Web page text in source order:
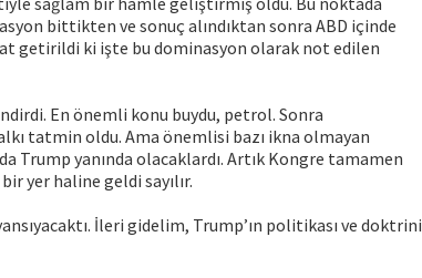
bittikten ve sonuç alındıktan sonra ABD içinde
getirildi ki işte bu dominasyon olarak not edilen
En önemli konu buydu, petrol. Sonra
tatmin oldu. Ama önemlisi bazı ikna olmayan
Trump yanında olacaklardı. Artık Kongre tamamen
yer haline geldi sayılır.
İleri gidelim, Trump’ın politikası ve doktrini